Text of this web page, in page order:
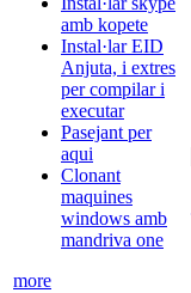
amb kopete
Instal·lar EID
Anjuta, i extres
per compilar i
executar
Pasejant per
aqui
Clonant
maquines
windows amb
mandriva one
more